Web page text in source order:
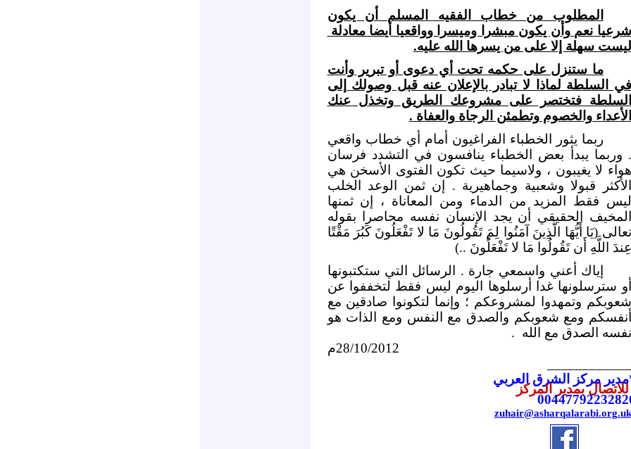
المطلوب من خطاب الفقيه المسلم أن يكون
شرعيا نعم وأن يكون مبشرا وميسرا وواقعيا أيضا معادلة
ليست سهلة إلا على من يسرها الله عليه.
ما ستنزل على حكمه تحت أي دعوى أو تبرير وأنت
في السلطة لماذا لا تبادر بالإعلان عنه قبل وصولك إلى
السلطة فتختصر على مشروعك الطريق وتخذل عنك
الأعداء والخصوم وتطمئن الرجاة والعفاة .
ربما يثور الخطباء الفراغيون أمام أي خطاب واقعي
. وربما يبدأ بعض الخطباء ينافسون في التشدد فرسان
هواء لا يغيبون ، ولاسيما حيث تكون الفتوى الأسخن هي
الأكثر قبولا وشعبية وجماهيرية . إن ثمن الوعد الخلب
ليس فقط المزيد من الدماء ومن المعاناة ، إن ثمنها
المخيف الحقيقي أن يجد الإنسان نفسه محاصرا بقوله
تعالى (يَا أَيُّهَا الَّذِينَ آمَنُوا لِمَ تَقُولُونَ مَا لا تَفْعَلُونَ كَبُرَ مَقْتًا
عِندَ اللَّهِ أَن تَقُولُوا مَا لا تَفْعَلُونَ ..)
إياك أعني واسمعي جارة . الرسائل التي ستكتبونها
أو سترسلونها غدا أرسلوها اليوم ليس فقط لتخففوا عن
شعوبكم وتمهدوا لمشروعكم ؛ وإنما لتكونوا صادقين مع
أنفسكم ومع شعوبكم والصدق مع النفس ومع الذات هو
نفسه الصدق مع الله .
28/10/2012م
مركز الشرق العربي
للاتصال بمدير المركز
0044779223282
zuhair@asharqalarabi.org.uk